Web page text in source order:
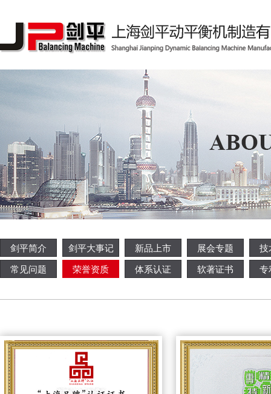
剑平简介 剑平大事记 新品上市 展会专题 技
常见问题 荣誉资质 体系认证 软著证书 专